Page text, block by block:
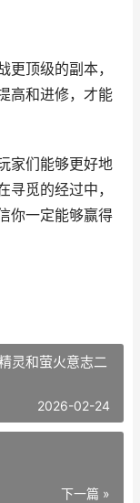
顶级的副本，
高和进修，才能
家们能够更好地
觅的经过中，
你一定能够赢得
灵和萤火意志二
2026-02-24
下一篇 »